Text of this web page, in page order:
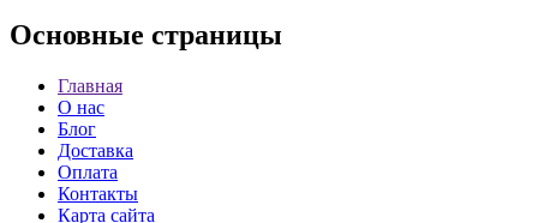
Основные страницы
Главная
О нас
Блог
Доставка
Оплата
Контакты
Карта сайта